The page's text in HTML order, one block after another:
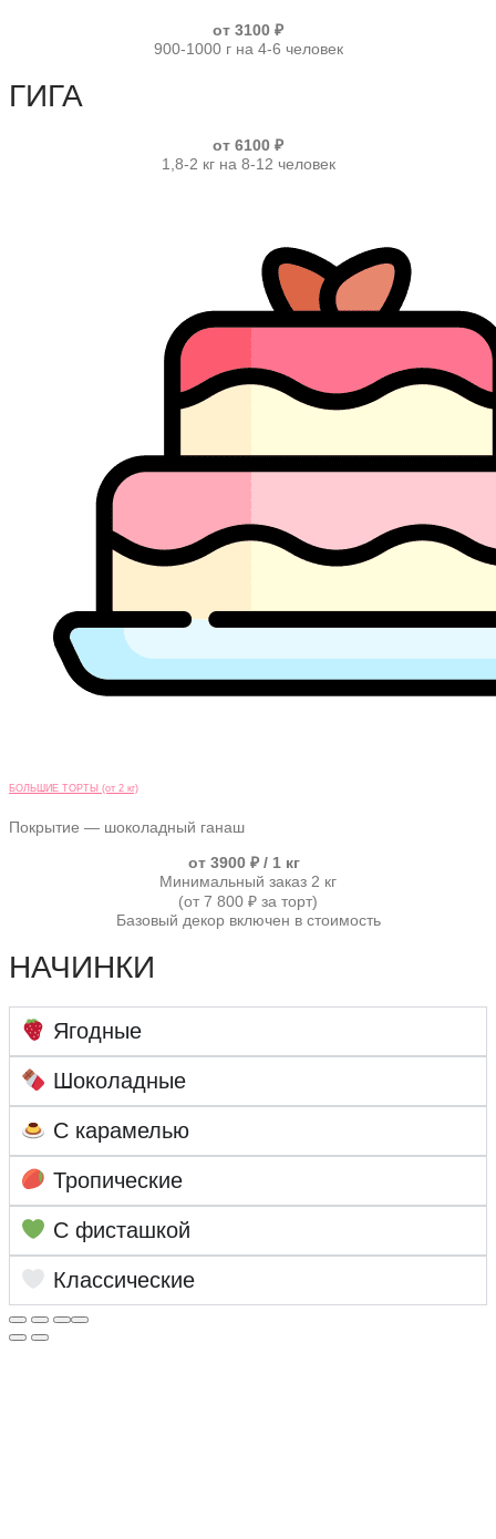
от 3100 ₽
900-1000 г на 4-6 человек
ГИГА
от 6100 ₽
1,8-2 кг на 8-12 человек
БОЛЬШИЕ ТОРТЫ (от 2 кг)
Покрытие — шоколадный ганаш
от 3900 ₽ / 1 кг
Минимальный заказ 2 кг
(от 7 800 ₽ за торт)
Базовый декор включен в стоимость
НАЧИНКИ
Ягодные
Шоколадные
С карамелью
Тропические
С фисташкой
Классические